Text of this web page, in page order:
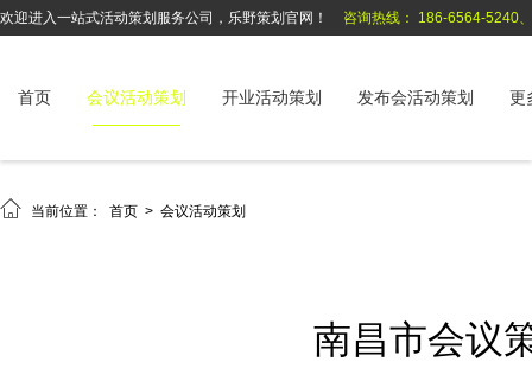
欢迎进入一站式活动策划服务公司，乐野策划官网！ 咨询热线： 186-6564-5240
首页 会议活动策划 开业活动策划 发布会活动策划 更
 当前位置： 首页 > 会议活动策划
南昌市会议